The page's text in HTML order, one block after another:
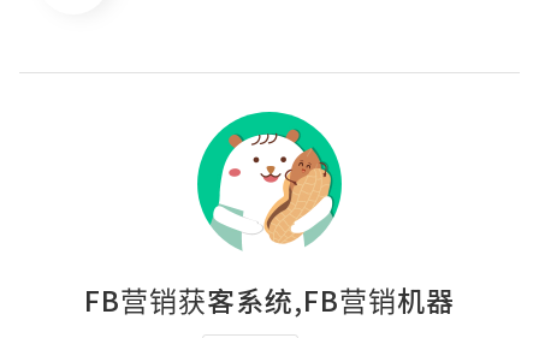
FB营销获客系统,FB营销机器